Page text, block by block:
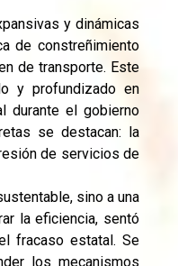
y dinámicas
de constreñimiento
de transporte. Este
y profundizado en
durante el gobierno
se destacan: la
de servicios de
sino a una
la eficiencia, sentó
fracaso estatal. Se
los mecanismos